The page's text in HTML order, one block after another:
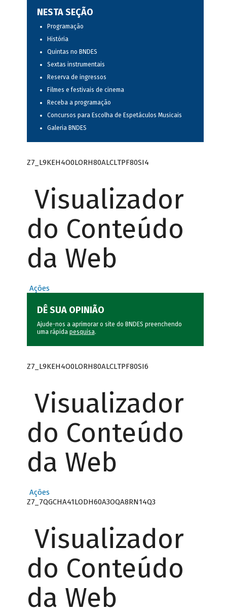
NESTA SEÇÃO
Programação
História
Quintas no BNDES
Sextas instrumentais
Reserva de ingressos
Filmes e festivais de cinema
Receba a programação
Concursos para Escolha de Espetáculos Musicais
Galeria BNDES
Z7_L9KEH4O0LORH80ALCLTPF80SI4
Visualizador
do Conteúdo
da Web
Ações
DÊ SUA OPINIÃO
Ajude-nos a aprimorar o site do BNDES preenchendo
uma rápida pesquisa.
Z7_L9KEH4O0LORH80ALCLTPF80SI6
Visualizador
do Conteúdo
da Web
Ações
Z7_7QGCHA41LODH60A3OQA8RN14Q3
Visualizador
do Conteúdo
da Web